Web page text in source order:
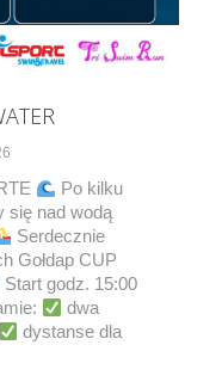
Po kilku
się nad wodą
Serdecznie
Gołdap CUP
Start godz. 15:00
dwa
dystanse dla